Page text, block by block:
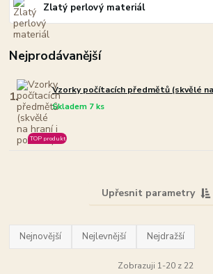
Zlatý perlový materiál
Nejprodávanější
1. Vzorky počítacích předmětů (skvělé
Skladem 7 ks
TOP produkt
Upřesnit parametry
Nejnovější Nejlevnější Nejdražší
Zobrazuji 1-20 z 22